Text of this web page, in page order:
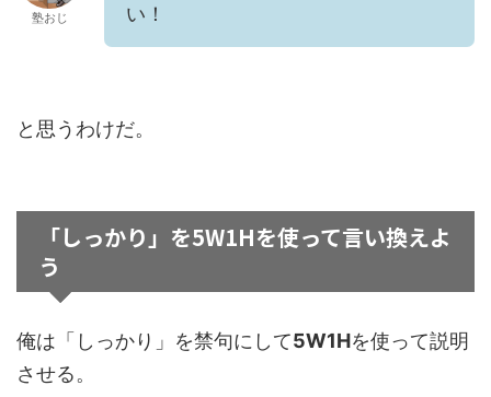
塾おじ
い！
と思うわけだ。
「しっかり」を5W1Hを使って言い換えよ
う
俺は「しっかり」を禁句にして5W1Hを使って説明
させる。